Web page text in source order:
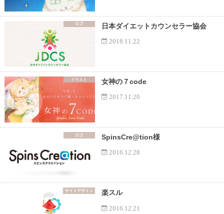
ロゴ 日本ダイエットカウンセラー協会
2018.11.22
イラスト 女神の７code
2017.11.20
ロゴ SpinsCre@tion様
2016.12.28
サイトデザイン 楽スル
2016.12.21